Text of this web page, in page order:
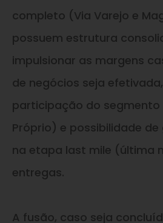
completo (Via Varejo e
possuem estrutura
impulsionar as margens
de negócios seja
participação do segmento
Próprio) e possibilidade
na etapa last mile (última
entregas.
A fusão, caso seja